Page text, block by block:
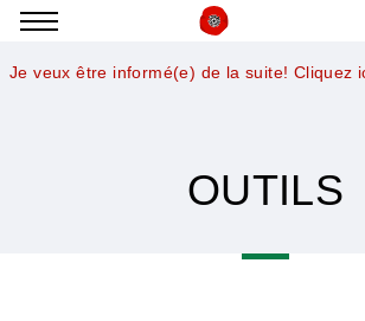
Je veux être informé(e) de la suite! Cliquez
OUTILS
à